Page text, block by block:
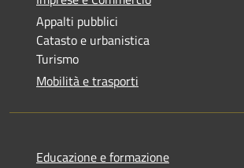
Appalti pubblici
Catasto e urbanistica
Turismo
Mobilità e trasporti
Educazione e formazione